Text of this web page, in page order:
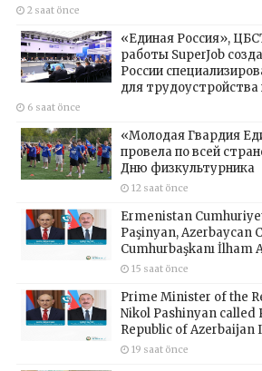
2 saat önce
«Единая Россия»,
работы SuperJob
России
для
6 saat önce
«Молодая Гвардия
провела по всей
Дню физкультурника
12 saat önce
Ermenistan
Paşinyan, Azerbaycan
Cumhurbaşkanı İlham
15 saat önce
Prime Minister of the
Nikol Pashinyan called
Republic of Azerbaijan
19 saat önce